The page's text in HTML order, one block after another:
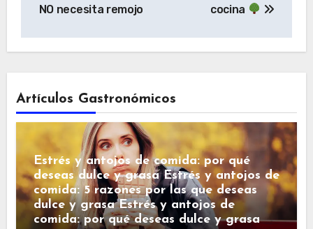
NO necesita remojo
cocina
Artículos Gastronómicos
Estrés y antojos de comida: por qué
deseas dulce y grasa Estrés y antojos de
comida: 5 razones por las que deseas
dulce y grasa Estrés y antojos de
comida: por qué deseas dulce y grasa